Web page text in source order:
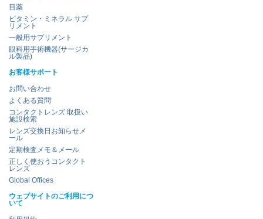
目薬
ビタミン・ミネラル サプ
リメント
一般用サプリメント
眼科用手術機器(サージカ
ル製品)
お客様サポート
お問い合わせ
よくある質問
コンタクトレンズ 取扱い
施設検索
レンズ交換日お知らせメ
ール
定期検査メモ＆メール
正しく使おうコンタクト
レンズ
Global Offices
ウェブサイトのご利用につ
いて